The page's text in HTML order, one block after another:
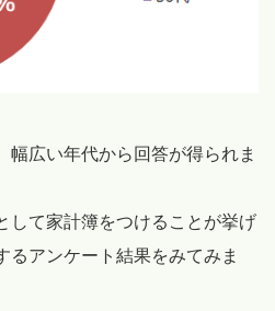
幅広い年代から回答が得られま
して家計簿をつけることが挙げ
るアンケート結果をみてみま